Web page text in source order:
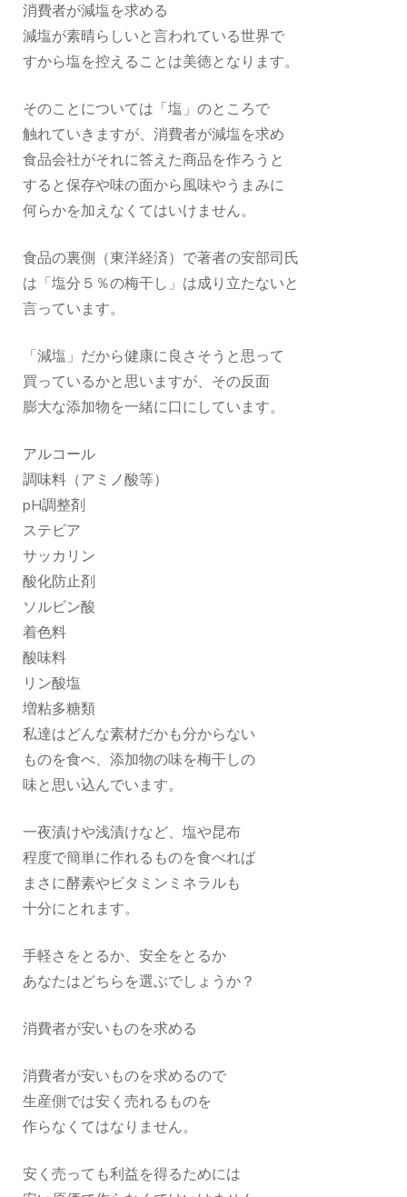
消費者が減塩を求める
減塩が素晴らしいと言われている世界で
すから塩を控えることは美徳となります。
そのことについては「塩」のところで
触れていきますが、消費者が減塩を求め
食品会社がそれに答えた商品を作ろうと
すると保存や味の面から風味やうまみに
何らかを加えなくてはいけません。
食品の裏側（東洋経済）で著者の安部司氏
は「塩分５％の梅干し」は成り立たないと
言っています。
「減塩」だから健康に良さそうと思って
買っているかと思いますが、その反面
膨大な添加物を一緒に口にしています。
アルコール
調味料（アミノ酸等）
pH調整剤
ステビア
サッカリン
酸化防止剤
ソルビン酸
着色料
酸味料
リン酸塩
増粘多糖類
私達はどんな素材だかも分からない
ものを食べ、添加物の味を梅干しの
味と思い込んでいます。
一夜漬けや浅漬けなど、塩や昆布
程度で簡単に作れるものを食べれば
まさに酵素やビタミンミネラルも
十分にとれます。
手軽さをとるか、安全をとるか
あなたはどちらを選ぶでしょうか？
消費者が安いものを求める
消費者が安いものを求めるので
生産側では安く売れるものを
作らなくてはなりません。
安く売っても利益を得るためには